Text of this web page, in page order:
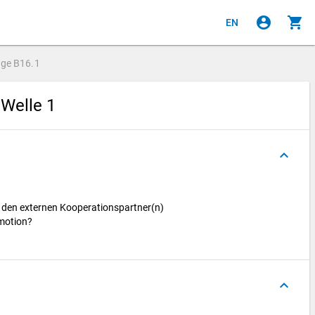
EN account_circle shopping_cart
B16.1
1
keyboard_arrow_up
externen Kooperationspartner(n)
keyboard_arrow_up